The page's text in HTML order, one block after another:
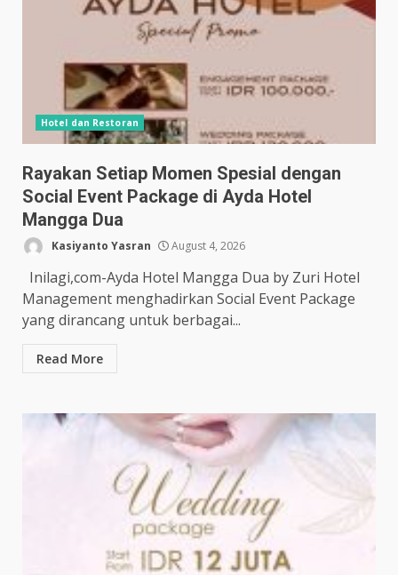
Hotel dan Restoran
Rayakan Setiap Momen Spesial dengan
Social Event Package di Ayda Hotel
Mangga Dua
Kasiyanto Yasran August 4, 2026
Inilagi,com-Ayda Hotel Mangga Dua by Zuri Hotel
Management menghadirkan Social Event Package
yang dirancang untuk berbagai...
Read More